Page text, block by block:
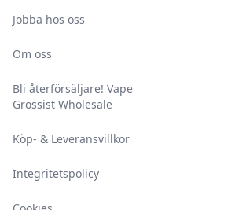
Jobba hos oss
Om oss
Bli återförsäljare! Vape
Grossist Wholesale
Köp- & Leveransvillkor
Integritetspolicy